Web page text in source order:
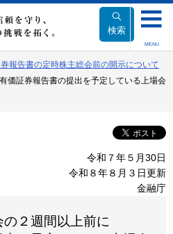
検索
MENU
報告書の定時株主総会前の開示について
価証券報告書の提出を予定している上場会
令和７年５月30日
令和８年８月３日更新
金融庁
２週間以上前に